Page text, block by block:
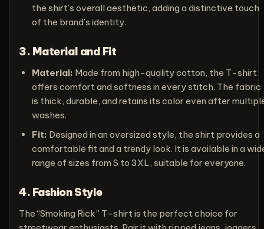
the shirt’s overall aesthetic, adding a distinctive touch
of the brand’s identity.
3. Material and Fit
Material: Made from high-quality cotton, the T-shirt
offers comfort and softness in every stitch. The fabric
is thick, durable, and retains its color even after
washes.
Fit: Designed in an oversized style, the shirt provides a
comfortable fit and a trendy look. It is available in a
range of sizes from S to 3XL, suitable for everyone.
4. Fashion Style
The “Smoking Rick” T-shirt is the perfect choice for